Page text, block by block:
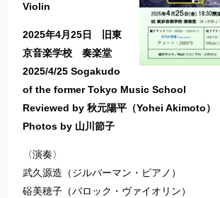
Violin
2025年4月25日 旧東
京音楽学校 奏楽堂
2025/4/25 Sogakudo
of the former Tokyo Music School
Reviewed by 秋元陽平（Yohei Akimoto）
Photos by 山川節子
〈演奏〉
武久源造（ジルバーマン・ピアノ）
硲美穂子（バロック・ヴァイオリン）